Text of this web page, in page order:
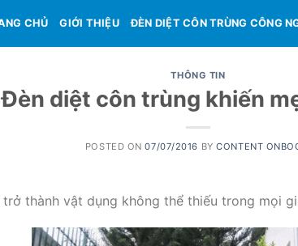
CHỦ GIỚI THIỆU ĐÈN DIỆT CÔN TRÙNG CÔNG
THÔNG TIN
Đèn diệt côn trùng khiến
POSTED ON07/07/2016 BYCONTENT
thành vật dụng không thể thiếu trong mọi